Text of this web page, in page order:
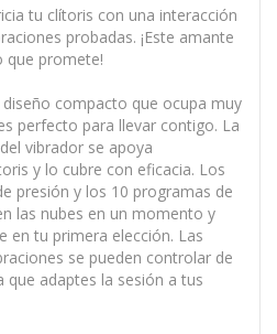
tu clítoris con una interacción
probadas. ¡Este amante
que promete!
diseño compacto que ocupa muy
perfecto para llevar contigo. La
vibrador se apoya
y lo cubre con eficacia. Los
presión y los 10 programas de
las nubes en un momento y
en tu primera elección. Las
se pueden controlar de
adaptes la sesión a tus